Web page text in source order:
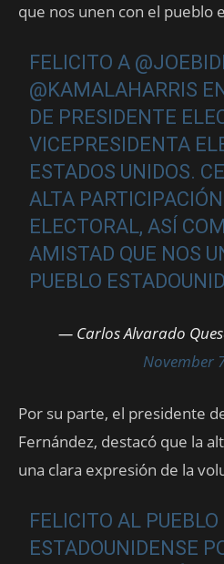
que nos unen con el pueblo
FELICITO A
@KAMALAHARRIS
DE PRESIDENTE
VICEPRESIDENTA
ESTADOS UNIDOS.
ALTA
ELECTORAL, ASÍ
AMISTAD QUE NOS
PUEBLO
— Carlos Alvarado
November
Por su parte, el presidente
Fernández, destacó que la
una clara expresión de la
FELICITO AL PUEBLO
ESTADOUNIDENSE